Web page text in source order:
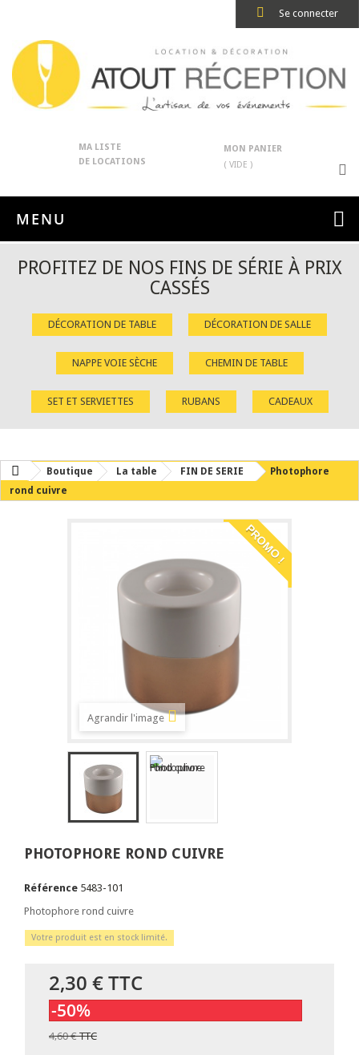
Se connecter
MA LISTE
DE LOCATIONS
MON PANIER
( VIDE )
MENU
PROFITEZ DE NOS FINS DE SÉRIE À PRIX
CASSÉS
DÉCORATION DE TABLE DÉCORATION DE SALLE
NAPPE VOIE SÈCHE CHEMIN DE TABLE
SET ET SERVIETTES RUBANS CADEAUX
Boutique La table FIN DE SERIE
Photophore
rond cuivre
PROMO !
Agrandir l'image
PHOTOPHORE ROND CUIVRE
Référence 5483-101
Photophore rond cuivre
Votre produit est en stock limité.
2,30 €TTC
-50%
4,60 €TTC